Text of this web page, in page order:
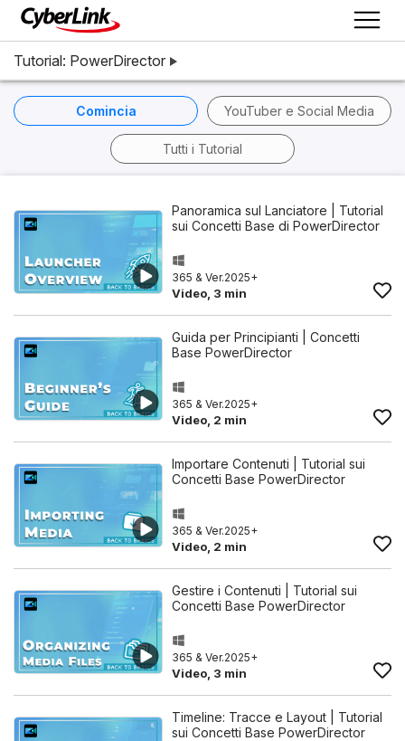
Tutorial: PowerDirector
Comincia YouTuber e Social Media
Tutti i Tutorial
Panoramica sul Lanciatore | Tutorial
sui Concetti Base di PowerDirector
365 & Ver.2025+
Video, 3 min
Guida per Principianti | Concetti
Base PowerDirector
365 & Ver.2025+
Video, 2 min
Importare Contenuti | Tutorial sui
Concetti Base PowerDirector
365 & Ver.2025+
Video, 2 min
Gestire i Contenuti | Tutorial sui
Concetti Base PowerDirector
365 & Ver.2025+
Video, 3 min
Timeline: Tracce e Layout | Tutorial
sui Concetti Base PowerDirector